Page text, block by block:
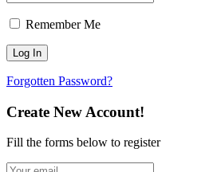
Remember Me
Forgotten Password?
Create New Account!
Fill the forms below to register